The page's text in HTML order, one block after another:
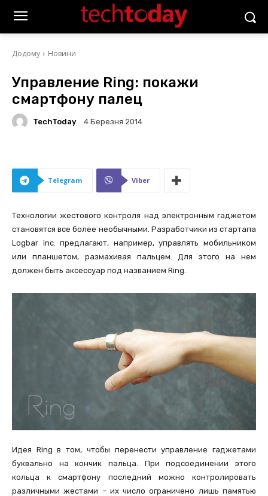
Додому Новини
Управление Ring: покажи
смартфону палец
TechToday 4 Березня 2014
Telegram Viber
Технологии жестового контроля над электронным гаджетом
становятся все более необычными. Разработчики из стартапа
Logbar inc. предлагают, например, управлять мобильником
или планшетом, размахивая пальцем. Для этого на нем
должен быть аксессуар под названием Ring.
Идея Ring в том, чтобы перенести управление гаджетами
буквально на кончик пальца. При подсоединении этого
кольца к смартфону последний можно контролировать
различными жестами – их число ограничено лишь памятью